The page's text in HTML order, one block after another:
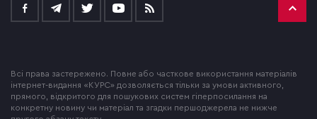
Всі права застережено. Повне або часткове використання матеріалів
інтернет-видання «КУРС» дозволяється тільки за умови активного,
прямого, відкритого для пошукових систем гіперпосилання на
конкретну новину чи матеріал та згадки першоджерела не нижче